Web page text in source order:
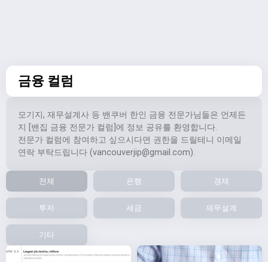
금융 컬럼
모기지, 재무설계사 등 밴쿠버 한인 금융 전문가님들은 언제든
지 [밴집 금융 전문가 컬럼]에 정보 공유를 환영합니다.
전문가 컬럼에 참여하고 싶으시다면 권한을 드릴테니 이메일
연락 부탁드립니다 (vancouverjip@gmail.com).
전체 은행 경제
투자 세금 재무설계
기타